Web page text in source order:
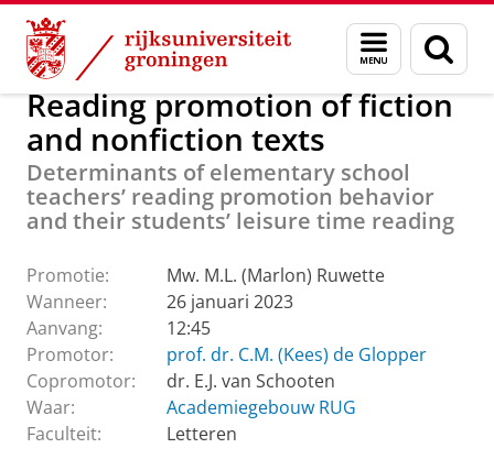
Skip
Content
Skip
Navigation
Menu
en
zoeken
Over ons Actueel Evenementen Promoties
Reading promotion of fiction
and nonfiction texts
Determinants of elementary school
teachers’ reading promotion behavior
and their students’ leisure time reading
Promotie:
Mw. M.L. (Marlon) Ruwette
Wanneer:
26 januari 2023
Aanvang:
12:45
Promotor:
prof. dr. C.M. (Kees) de Glopper
Copromotor:
dr. E.J. van Schooten
Waar:
Academiegebouw RUG
Faculteit:
Letteren